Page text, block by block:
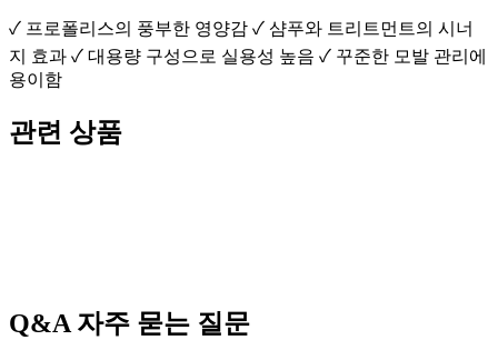
✓ 프로폴리스의 풍부한 영양감 ✓ 샴푸와 트리트먼트의 시너
지 효과 ✓ 대용량 구성으로 실용성 높음 ✓ 꾸준한 모발 관리에
용이함
관련 상품
Q&A 자주 묻는 질문